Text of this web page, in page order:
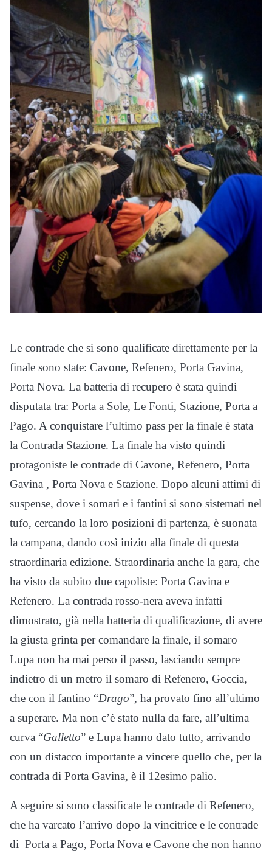
Le contrade che si sono qualificate direttamente per la
finale sono state: Cavone, Refenero, Porta Gavina,
Porta Nova. La batteria di recupero è stata quindi
disputata tra: Porta a Sole, Le Fonti, Stazione, Porta a
Pago. A conquistare l’ultimo pass per la finale è stata
la Contrada Stazione. La finale ha visto quindi
protagoniste le contrade di Cavone, Refenero, Porta
Gavina , Porta Nova e Stazione. Dopo alcuni attimi di
suspense, dove i somari e i fantini si sono sistemati nel
tufo, cercando la loro posizioni di partenza, è suonata
la campana, dando così inizio alla finale di questa
straordinaria edizione. Straordinaria anche la gara, che
ha visto da subito due capoliste: Porta Gavina e
Refenero. La contrada rosso-nera aveva infatti
dimostrato, già nella batteria di qualificazione, di avere
la giusta grinta per comandare la finale, il somaro
Lupa non ha mai perso il passo, lasciando sempre
indietro di un metro il somaro di Refenero, Goccia,
che con il fantino “Drago”, ha provato fino all’ultimo
a superare. Ma non c’è stato nulla da fare, all’ultima
curva “Galletto” e Lupa hanno dato tutto, arrivando
con un distacco importante a vincere quello che, per la
contrada di Porta Gavina, è il 12esimo palio.
A seguire si sono classificate le contrade di Refenero,
che ha varcato l’arrivo dopo la vincitrice e le contrade
di Porta a Pago, Porta Nova e Cavone che non hanno